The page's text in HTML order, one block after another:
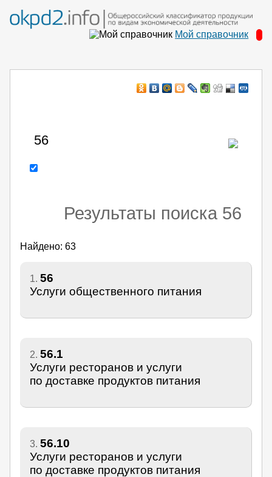
Мой справочник
Результаты поиска 56
Найдено: 63
1. 56
Услуги общественного питания
2. 56.1
Услуги ресторанов и услуги
по доставке продуктов питания
3. 56.10
Услуги ресторанов и услуги
по доставке продуктов питания